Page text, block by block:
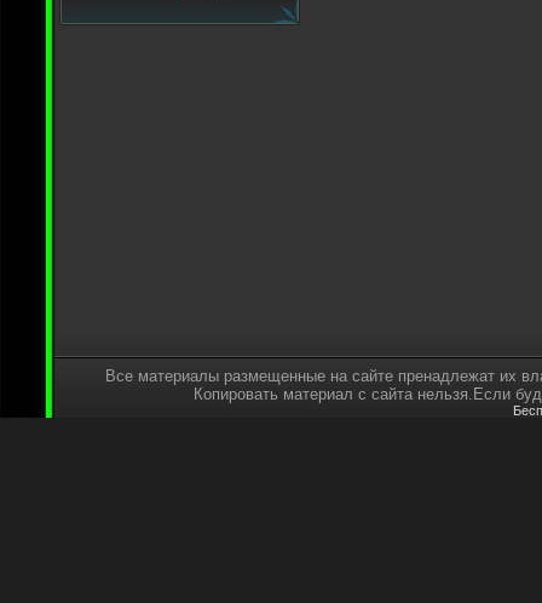
Все материалы размещенные на сайте пренадлежат их
Копировать материал с сайта нельзя.Если